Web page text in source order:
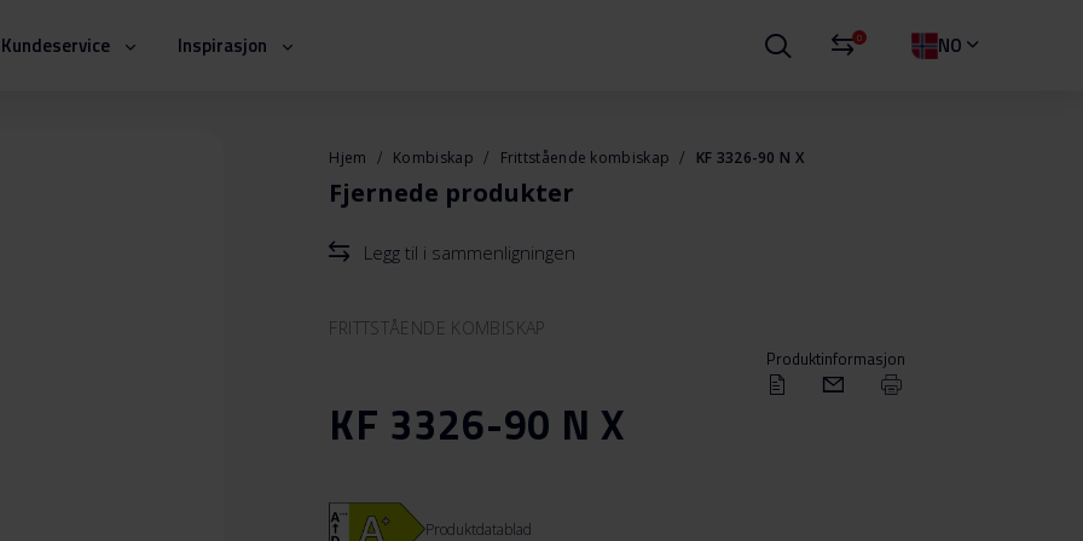
Kundeservice Inspirasjon 0 NO
Hjem Kombiskap Frittstående kombiskap KF 3326-90 N X
Fjernede produkter
Legg til i sammenligningen
FRITTSTÅENDE KOMBISKAP
Produktinformasjon
KF 3326-90 N X
Produktdatablad